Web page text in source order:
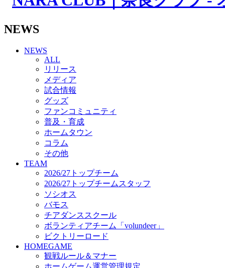
バモス
チアダンススクール
ボランティアチーム「volundeer」
ビクトリーロード
HOMEGAME
観戦ルール＆マナー
ホームゲーム運営管理規定
Jリーグ運営管理規定
写真・動画使用ガイドライン
ロートフィールド奈良
SCHEDULE
2026/27
練習見学時のファンサービスについて
TICKET
奈良クラブ明治安田J3リーグ2026/27シーズン試合
奈良クラブ明治安田Ｊ3リーグ 2026/27シーズン「
観戦ルール＆マナー
FANCOMMUNITY
2026/27ファンコミュニティ
サポートショップ
GOODS
オフィシャルストア（実店舗）
NEWS
NEWS
ALL
リリース
メディア
試合情報
グッズ
ファンコミュニティ
普及・育成
ホームタウン
コラム
その他
TEAM
2026/27トップチーム
2026/27トップチームスタッフ
ソシオス
バモス
チアダンススクール
ボランティアチーム「volundeer」
ビクトリーロード
HOMEGAME
観戦ルール＆マナー
ホームゲーム運営管理規定